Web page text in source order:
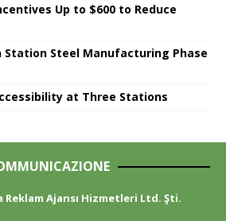
Up to $600 to Reduce
Station Steel Manufacturing Phase
at Three Stations
Reklam Ajansı Hizmetleri Ltd. Şti.